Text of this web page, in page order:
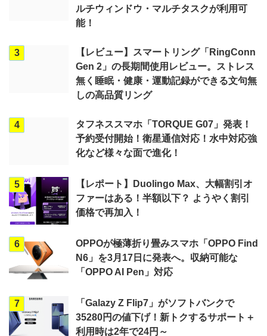
ルチウィンドウ・マルチタスクが利用可
能！
3
【レビュー】スマートリング「RingConn
Gen 2」の長期間使用レビュー。ストレス
無く睡眠・健康・運動記録ができる文句無
しの高品質リング
4
タフネススマホ「TORQUE G07」発表！
予約受付開始！衛星通信対応！水中対応強
化など様々な面で進化！
5
【レポート】Duolingo Max、大幅割引オ
ファーはある！半額以下？ ようやく割引
価格で再加入！
6
OPPOが極薄折り畳みスマホ「OPPO Find
N6」を3月17日に発表へ。収納可能な
「OPPO AI Pen」対応
7
「Galazy Z Flip7」がソフトバンクで
35280円の値下げ！新トクするサポート＋
利用時は2年で24円～